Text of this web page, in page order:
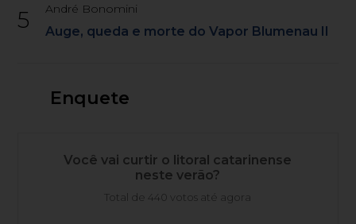
5 André Bonomini
Auge, queda e morte do Vapor Blumenau II
Enquete
Você vai curtir o litoral catarinense
neste verão?
Total de 440 votos até agora